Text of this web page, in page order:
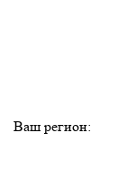
Ваш регион: